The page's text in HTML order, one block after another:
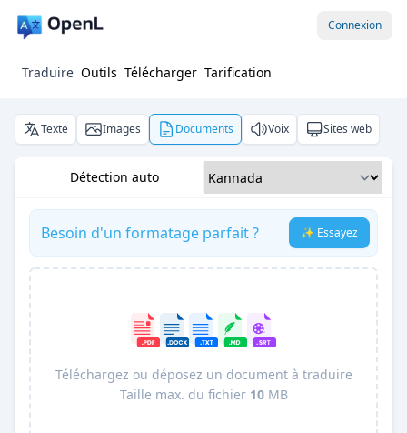
Connexion
Traduire Outils Télécharger Tarification
Texte Images Documents Voix Sites web
Détection auto
Besoin d'un formatage parfait ? ✨ Essayez
Téléchargez ou déposez un document à traduire
Taille max. du fichier 10MB